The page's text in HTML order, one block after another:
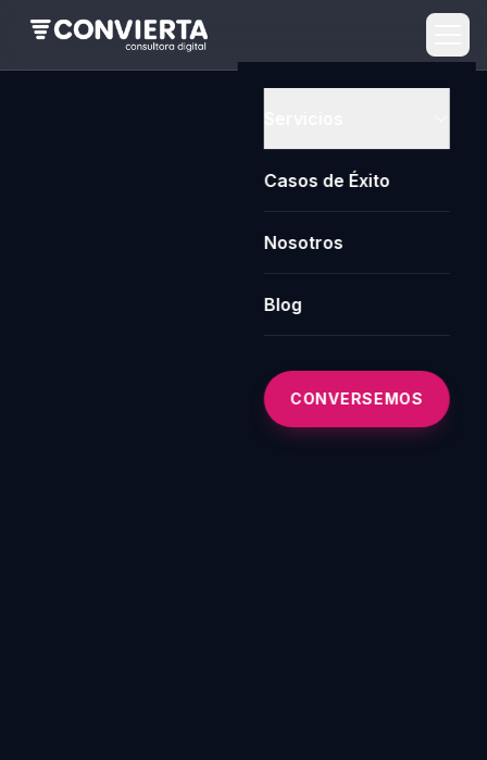
Casos de Éxito
Nosotros
Blog
CONVERSEMOS